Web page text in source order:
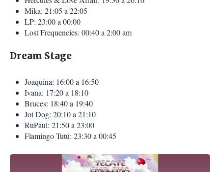
Mika: 21:05 a 22:05
LP: 23:00 a 00:00
Lost Frequencies: 00:40 a 2:00 am
Dream Stage
Joaquina: 16:00 a 16:50
Ivana: 17:20 a 18:10
Bruces: 18:40 a 19:40
Jot Dog: 20:10 a 21:10
RuPaul: 21:50 a 23:00
Flamingo Tutú: 23:30 a 00:45